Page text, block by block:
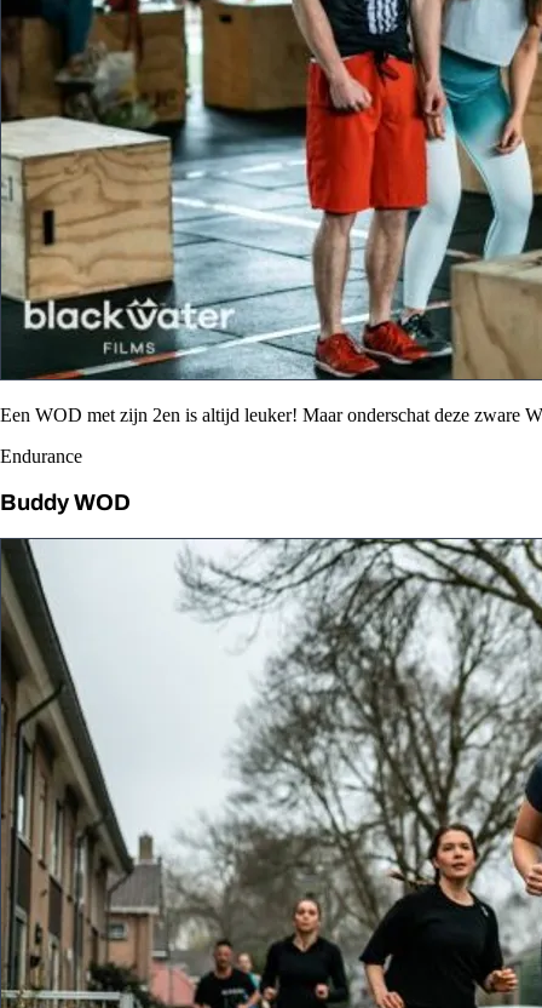
Een WOD met zijn 2en is altijd leuker! Maar onderschat deze zware
Endurance
Buddy WOD